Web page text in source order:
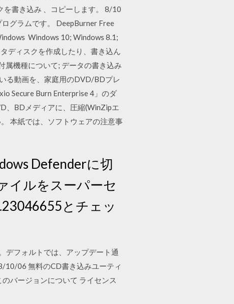
を書き込み 、コピーします。 8/10
グラムです。 DeepBurner Free
Windows 10; Windows 8.1;
ディスクを作成したり、書き込ん
属機種について; データの書き込み
る動画を、家庭用のDVD/BDプレ
Secure Burn Enterprise 4」のダ
、BDメディアに、圧縮(WinZipエ
本紙では、ソフトウェアの注意事
Defenderに切
イルをスーパーセ
とチェッ
フォルトでは、アップデート通
10/06 無料のCD書き込みユーティ
バージョンについて ライセンス